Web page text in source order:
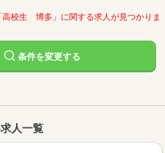
高校生 博多」に関する求人が見つかりま
条件を変更する
人一覧